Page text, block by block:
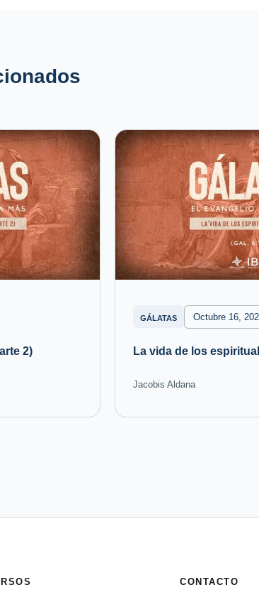
2)
GÁLATAS Octubre 16,
La vida de los
Jacobis Aldana
CONTACTO